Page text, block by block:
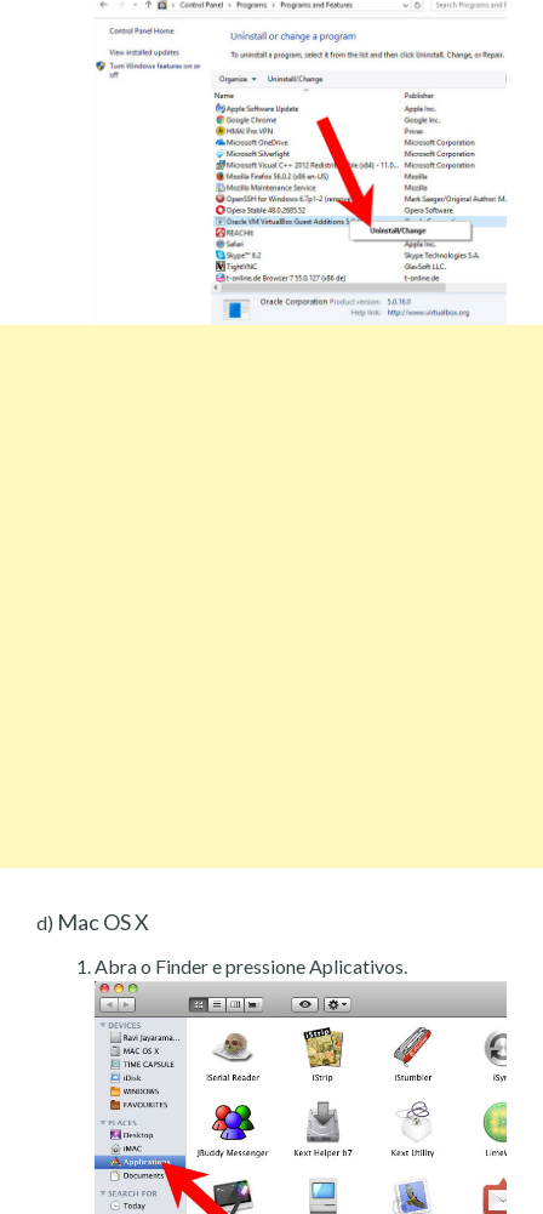
d) Mac OS X
Abra o Finder e pressione Aplicativos.